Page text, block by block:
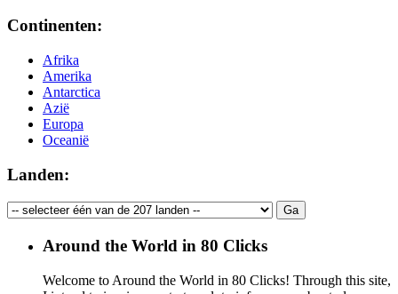
Continenten:
Afrika
Amerika
Antarctica
Azië
Europa
Oceanië
Landen:
Around the World in 80 Clicks
Welcome to Around the World in 80 Clicks! Through this site,